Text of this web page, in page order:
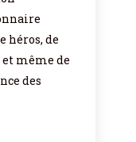
héros, de
et même de
des